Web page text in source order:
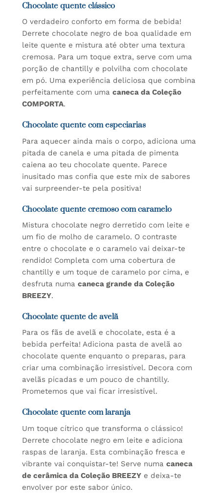
Chocolate quente clássico
O verdadeiro conforto em forma de bebida!
Derrete chocolate negro de boa qualidade em
leite quente e mistura até obter uma textura
cremosa. Para um toque extra, serve com uma
porção de chantilly e polvilha com chocolate
em pó. Uma experiência deliciosa que combina
perfeitamente com uma caneca da Coleção
COMPORTA.
Chocolate quente com especiarias
Para aquecer ainda mais o corpo, adiciona uma
pitada de canela e uma pitada de pimenta
caiena ao teu chocolate quente. Parece
inusitado mas confia que este mix de sabores
vai surpreender-te pela positiva!
Chocolate quente cremoso com caramelo
Mistura chocolate negro derretido com leite e
um fio de molho de caramelo. O contraste
entre o chocolate e o caramelo vai deixar-te
rendido! Completa com uma cobertura de
chantilly e um toque de caramelo por cima, e
desfruta numa caneca grande da Coleção
BREEZY.
Chocolate quente de avelã
Para os fãs de avelã e chocolate, esta é a
bebida perfeita! Adiciona pasta de avelã ao
chocolate quente enquanto o preparas, para
criar uma combinação irresistível. Decora com
avelãs picadas e um pouco de chantilly.
Prometemos que vai ficar irresistível.
Chocolate quente com laranja
Um toque cítrico que transforma o clássico!
Derrete chocolate negro em leite e adiciona
raspas de laranja. Esta combinação fresca e
vibrante vai conquistar-te! Serve numa caneca
de cerâmica da Coleção BREEZY e deixa-te
envolver por este sabor único.